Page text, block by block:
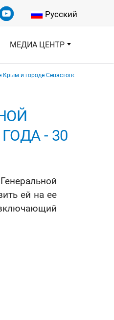
Select your
Русский
МЕДИА ЦЕНТР
и городе Севастополе, Украина,
- 30
ей на ее